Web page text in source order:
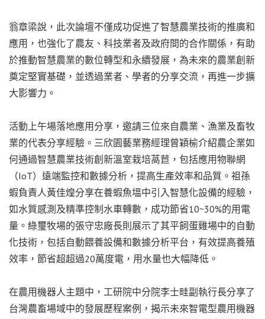
翁章梁說，此次論壇不僅成功促進了智慧農業技術的推廣和
應用，也強化了農友、科技業者及政府間的合作關係，有助
於推動智慧農業的數位轉型和永續發展，為未來的農業創新
奠定堅實基礎，並透過業者、學者的分享交流，再進一步擴
大影響力。
活動上午場落地應用分享，邀請三位來自農業、漁業及畜牧
業的代表分享經驗。三欣園藝業務經理曾穎榆介紹農企業如
何通過智慧農業技術創新溫室栽培萵苣，包括應用物聯網
（IoT）遠端監控和數據分析，提高生產效率和品質。祖孫
蝦負責人黃佳煌分享在養蝦魚塭中引入智慧化設備的經驗，
如水質感測及精準控制水車轉數，成功節省10~30%的用電
量。綠璽牧場的張守忠廠長則展示了其平飼蛋雞場中的自動
化技術，包括自動餵養設備和數據分析平台，有效提高養殖
效率，節省超超過20萬度電，用水量也大幅降低。
在農用機器人主題中，工研院中分院李士畦副執行長分享了
台灣農畜場域中的發展歷程案例，揭示未來智電型農用機器